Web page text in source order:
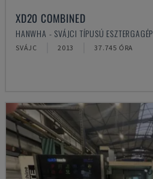
XD20 COMBINED
HANWHA - SVÁJCI TÍPUSÚ ESZTERGAGÉP
SVÁJC 2013 37.745 ÓRA